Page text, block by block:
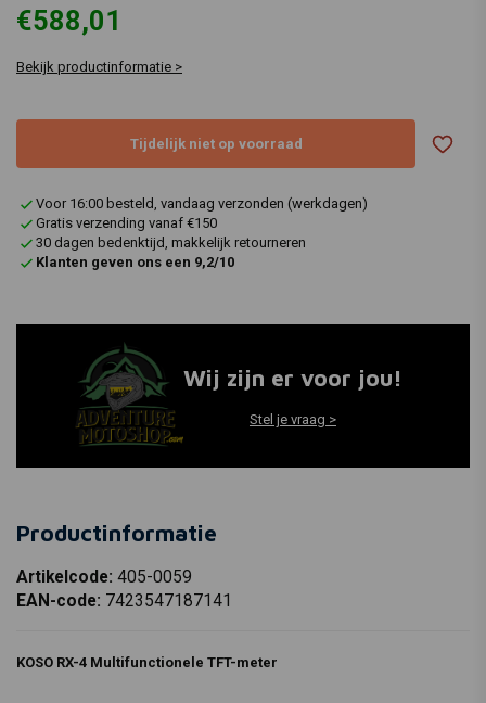
€588,01
Bekijk productinformatie >
Tijdelijk niet op voorraad
Voor 16:00 besteld, vandaag verzonden (werkdagen)
Gratis verzending vanaf €150
30 dagen bedenktijd, makkelijk retourneren
Klanten geven ons een 9,2/10
Wij zijn er voor jou!
Stel je vraag >
Productinformatie
Artikelcode: 405-0059
EAN-code: 7423547187141
KOSO RX-4 Multifunctionele TFT-meter